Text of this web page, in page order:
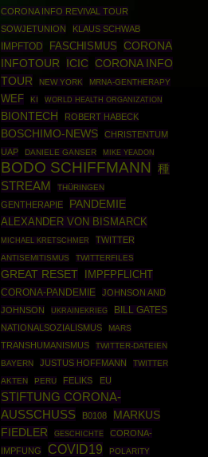
CORONA INFO REVIVAL TOUR
SOWJETUNION
KLAUS SCHWAB
IMPFTOD FASCHISMUS
CORONA
INFOTOUR
ICIC CORONA INFO
TOUR
NEW YORK MRNA-GENTHERAPY
WEF KI WORLD HEALTH ORGANIZATION
BIONTECH ROBERT HABECK
BOSCHIMO-NEWS
CHRISTENTUM
UAP
DANIELE GANSER MIKE YEADON
BODO SCHIFFMANN
種
STREAM
THÜRINGEN
GENTHERAPIE PANDEMIE
ALEXANDER VON BISMARCK
MICHAEL KRETSCHMER TWITTER
ANTISEMITISMUS TWITTERFILES
GREAT RESET IMPFPFLICHT
CORONA-PANDEMIE
JOHNSON AND
JOHNSON
UKRAINEKRIEG
BILL GATES
NATIONALSOZIALISMUS
MARS
TRANSHUMANISMUS
TWITTER-DATEIEN
BAYERN
JUSTUS HOFFMANN
TWITTER
AKTEN
PERU FELIKS EU
STIFTUNG CORONA-
AUSSCHUSS
B0108
MARKUS
FIEDLER
GESCHICHTE
CORONA-
IMPFUNG
COVID19 POLARITY